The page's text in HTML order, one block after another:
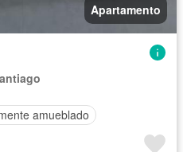
Apartamento
amueblado